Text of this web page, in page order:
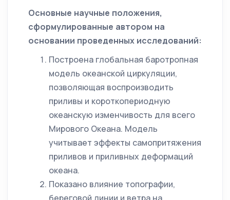
Основные научные положения,
сформулированные автором на
основании проведенных исследований:
Построена глобальная баротропная
модель океанской циркуляции,
позволяющая воспроизводить
приливы и короткопериодную
океанскую изменчивость для всего
Мирового Океана. Модель
учитывает эффекты самопритяжения
приливов и приливных деформаций
океана.
Показано влияние топографии,